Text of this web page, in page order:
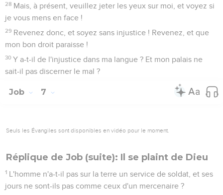
28 Mais, à présent, veuillez jeter les yeux sur moi, et voyez si
je vous mens en face !
29 Revenez donc, et soyez sans injustice ! Revenez, et que
mon bon droit paraisse !
30 Y a-t-il de l'injustice dans ma langue ? Et mon palais ne
sait-il pas discerner le mal ?
Job 7
Seuls les Évangiles sont disponibles en vidéo pour le moment.
Réplique de Job (suite): Il se plaint de Dieu
1 L'homme n'a-t-il pas sur la terre un service de soldat, et ses
jours ne sont-ils pas comme ceux d'un mercenaire ?